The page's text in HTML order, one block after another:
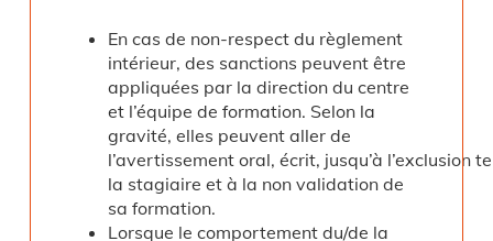
En cas de non-respect du règlement
intérieur, des sanctions peuvent être
appliquées par la direction du centre
et l’équipe de formation. Selon la
gravité, elles peuvent aller de
l’avertissement oral, écrit, jusqu’à l’exclusion
la stagiaire et à la non validation de
sa formation.
Lorsque le comportement du/de la